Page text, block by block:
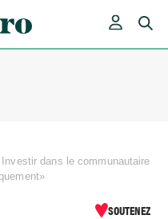
Investir dans le communautaire
SOUTENEZ